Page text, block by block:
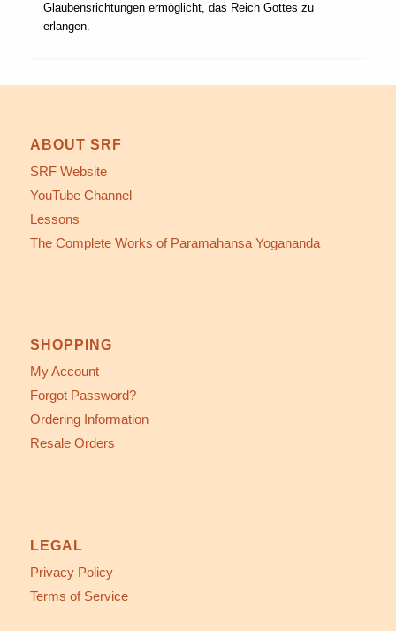
Glaubensrichtungen ermöglicht, das Reich Gottes zu
erlangen.
ABOUT SRF
SRF Website
YouTube Channel
Lessons
The Complete Works of Paramahansa Yogananda
SHOPPING
My Account
Forgot Password?
Ordering Information
Resale Orders
LEGAL
Privacy Policy
Terms of Service